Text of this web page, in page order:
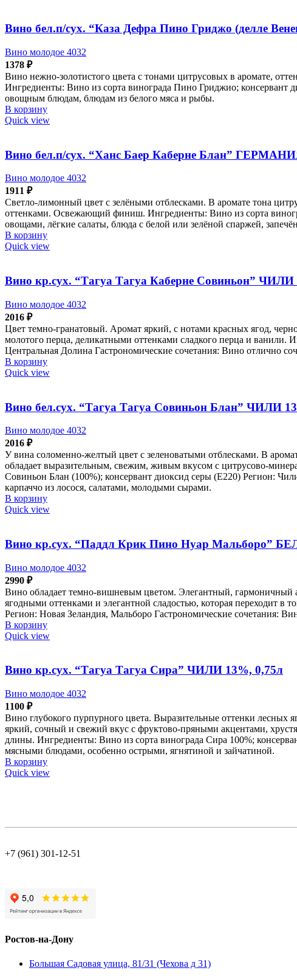
Вино бел.п/сух. “Каза Дефра Пино Гриджо (делле
Вино молодое 4032
1378 ₽
Вино нежно-золотистого цвета с тонами цитрусовых в аромате,
Ингредиенты: Вино из сорта винограда Пино Гриджио; консервант
овощным блюдам, блюдам из белого мяса и рыбы.
В корзину
Quick view
Вино бел.п/сух. “Ханс Баер Каберне Блан”
Вино молодое 4032
1911 ₽
Светло-лимонный цвет с зелёными отблесками. В аромате тона
оттенками. Освежающий финиш. Ингредиенты: Вино из сорта
овощами, лёгкие салаты, блюда с белой или зелёной спаржей,
В корзину
Quick view
Вино кр.сух. “Тагуа Тагуа Каберне Совиньон” ЧИЛИ
Вино молодое 4032
2016 ₽
Цвет темно-гранатовый. Аромат яркий, с нотами красных ягод,
молотого перца, деликатными оттенками сладкого перца и
Центральная Долина Гастрономические сочетания: Вино отлично
В корзину
Quick view
Вино бел.сух. “Тагуа Тагуа Совиньон Блан” ЧИЛИ
Вино молодое 4032
2016 ₽
У вина соломенно-желтый цвет с зеленоватыми отблесками. В
обладает выразительным, свежим, живым вкусом с цитрусово-
Совиньон Блан (100%); консервант диоксид серы (Е220) Регион:
карпаччо из лосося, салатами, молодыми сырами.
В корзину
Quick view
Вино кр.сух. “Паддл Крик Пино Нуар Мальборо”
Вино молодое 4032
2990 ₽
Вино обладает темно-вишневым цветом. Элегантный, гармоничный
ягодными оттенками и элегантной сладостью, которая переходит
Регион: Новая Зеландия, Мальборо Гастрономические сочетания:
В корзину
Quick view
Вино кр.сух. “Тагуа Тагуа Сира” ЧИЛИ 13%, 0,75л
Вино молодое 4032
1100 ₽
Вино глубокого пурпурного цвета. Выразительные оттенки
яркий, сочный и свежий вкус с фруктово-пряными акцентами,
длины. Ингредиенты: Вино из сорта винограда Сира 100%;
мясными блюдами, особенно острыми, ягнятиной и зайчатиной.
В корзину
Quick view
+7 (961) 301-12-51
Ростов-на-Дону
Большая Садовая улица, 81/31 (Чехова д 31)